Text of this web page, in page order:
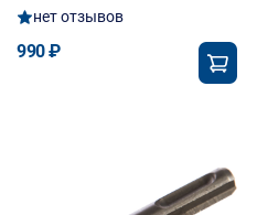
нет отзывов
990 ₽